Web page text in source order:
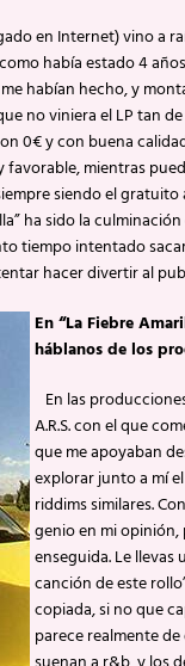
en Internet) vino a
había estado 4
habían hecho, y
no viniera el LP tan
0€ y con buena
mientras
siendo el
ha sido la
tiempo intentado
hacer divertir al
En “La Fiebre
háblanos de los
En las
A.R.S. con el que
que me apoyaban
explorar junto a mí
riddims similares.
genio en mi opinión,
enseguida. Le llevas
canción de este
copiada, si no que
parece realmente